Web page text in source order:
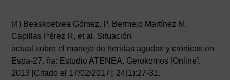
(4) Beaskoetxea Gómez, P, Bermejo Martínez M,
Capillas Pérez R, et al. Situación
actual sobre el manejo de heridas agudas y crónicas en
Espa-27. ña: Estudio ATENEA. Gerokomos [Online].
2013 [Citado el 17/02/2017]; 24(1):27-31.